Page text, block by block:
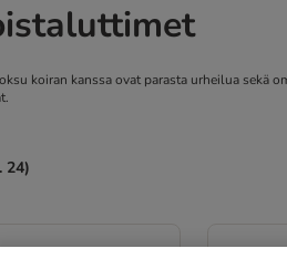
koiran kanssa ovat parasta urheilua sekä
24)